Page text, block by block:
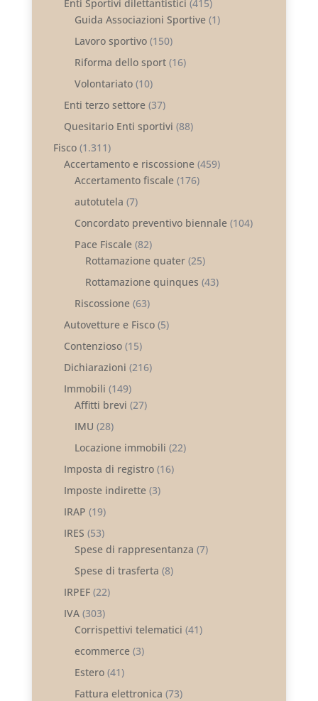
Enti Sportivi dilettantistici (415)
Guida Associazioni Sportive(1)
Lavoro sportivo(150)
Riforma dello sport(16)
Volontariato(10)
Enti terzo settore(37)
Quesitario Enti sportivi (88)
Fisco(1.311)
Accertamento e riscossione(459)
Accertamento fiscale(176)
autotutela (7)
Concordato preventivo biennale(104)
Pace Fiscale(82)
Rottamazione quater(25)
Rottamazione quinques (43)
Riscossione(63)
Autovetture e Fisco(5)
Contenzioso(15)
Dichiarazioni (216)
Immobili (149)
Affitti brevi (27)
IMU (28)
Locazione immobili (22)
Imposta di registro(16)
Imposte indirette(3)
IRAP (19)
IRES (53)
Spese di rappresentanza (7)
Spese di trasferta (8)
IRPEF(22)
IVA(303)
Corrispettivi telematici (41)
ecommerce(3)
Estero(41)
Fattura elettronica (73)